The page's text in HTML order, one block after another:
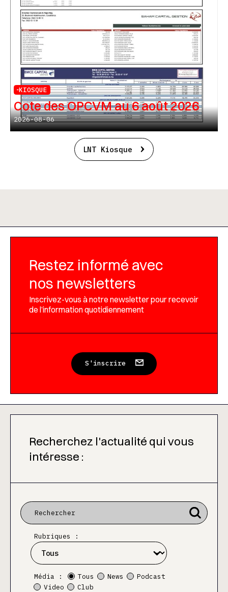
KIOSQUE
Cote des OPCVM au 6 août 2026
2026-08-06
LNT Kiosque
Restez informé avec
nos newsletters
Inscrivez-vous à notre newsletter pour recevoir
de l’information quotidiennement
S'inscrire
Recherchez l'actualité qui vous
intéresse :
Rubriques :
Média : Tous News
Podcast
Video
Club